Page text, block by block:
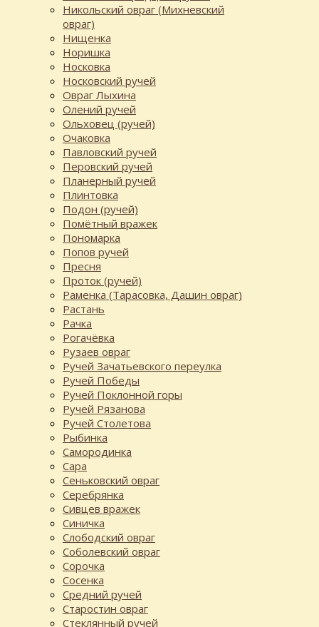
Никольский овраг (Михневский
овраг)
Нищенка
Норишка
Носковка
Носковский ручей
Овраг Лыхина
Олений ручей
Ольховец (ручей)
Очаковка
Павловский ручей
Перовский ручей
Планерный ручей
Плинтовка
Подон (ручей)
Помётный вражек
Пономарка
Попов ручей
Пресня
Проток (ручей)
Раменка (Тарасовка, Дашин овраг)
Растань
Рачка
Рогачёвка
Рузаев овраг
Ручей Зачатьевского переулка
Ручей Победы
Ручей Поклонной горы
Ручей Рязанова
Ручей Столетова
Рыбинка
Самородинка
Сара
Сеньковский овраг
Серебрянка
Сивцев вражек
Синичка
Слободский овраг
Соболевский овраг
Сорочка
Сосенка
Средний ручей
Старостин овраг
Стеклянный ручей